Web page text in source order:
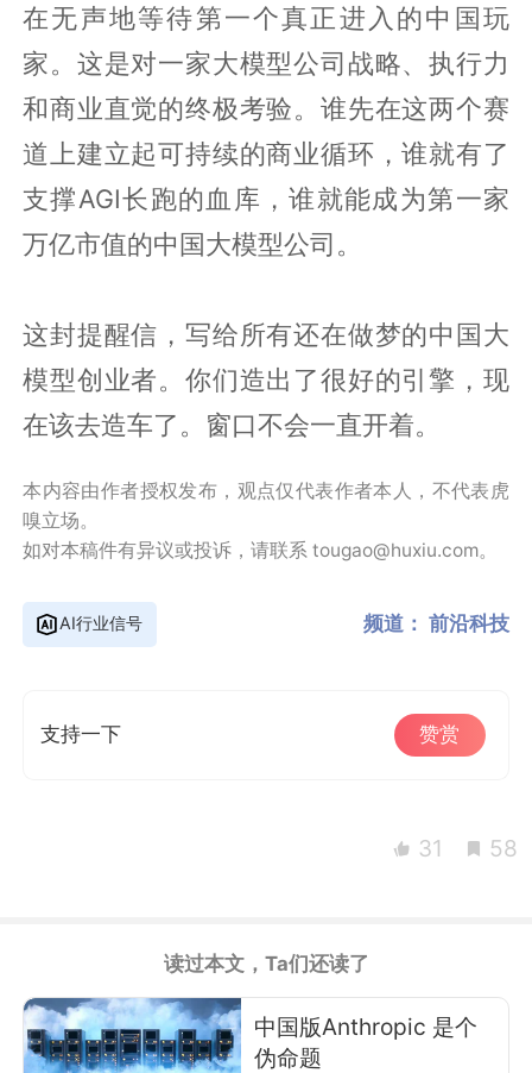
在无声地等待第一个真正进入的中国玩
家。这是对一家大模型公司战略、执行力
和商业直觉的终极考验。谁先在这两个赛
道上建立起可持续的商业循环，谁就有了
支撑AGI长跑的血库，谁就能成为第一家
万亿市值的中国大模型公司。
这封提醒信，写给所有还在做梦的中国大
模型创业者。你们造出了很好的引擎，现
在该去造车了。窗口不会一直开着。
本内容由作者授权发布，观点仅代表作者本人，不代表虎
嗅立场。
如对本稿件有异议或投诉，请联系 tougao@huxiu.com。
AI行业信号 频道： 前沿科技
支持一下 赞赏
31 58
读过本文，Ta们还读了
中国版Anthropic 是个
伪命题